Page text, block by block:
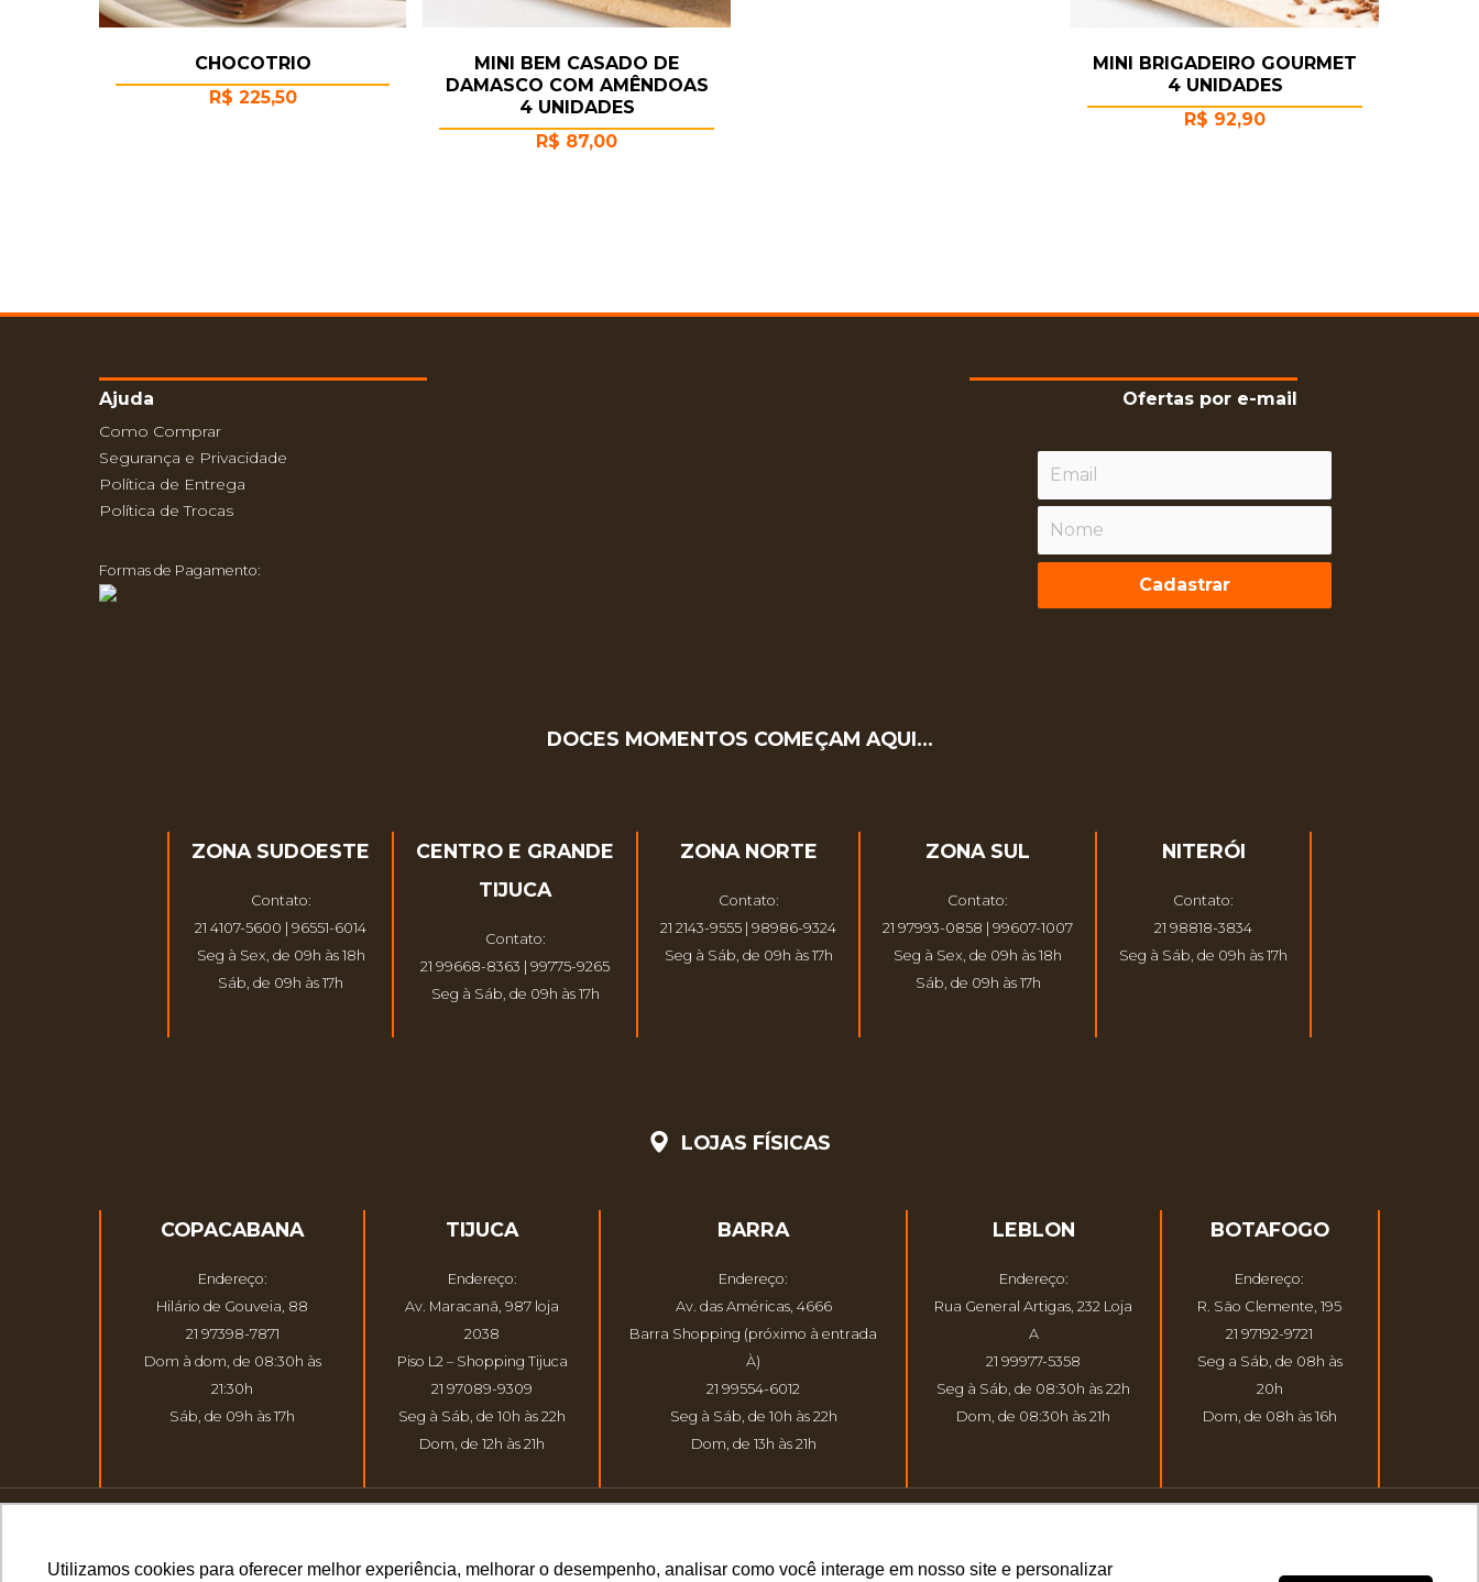
Utilizamos cookies para oferecer melhor experiência, melhorar o desempenho, analisar como você interage em nosso site e personalizar
CHOCOTRIO
R$ 225,50
MINI BEM CASADO DE
DAMASCO COM AMÊNDOAS
4 UNIDADES
R$ 87,00
MINI BRIGADEIRO GOURMET
4 UNIDADES
R$ 92,90
Ajuda
Como Comprar
Segurança e Privacidade
Política de Entrega
Política de Trocas
Formas de Pagamento:
Ofertas por e-mail
Cadastrar
DOCES MOMENTOS COMEÇAM AQUI…
ZONA SUDOESTE
Contato:
21 4107-5600 | 96551-6014
Seg à Sex, de 09h às 18h
Sáb, de 09h às 17h
CENTRO E GRANDE
TIJUCA
Contato:
21 99668-8363 | 99775-9265
Seg à Sáb, de 09h às 17h
ZONA NORTE
Contato:
21 2143-9555 | 98986-9324
Seg à Sáb, de 09h às 17h
ZONA SUL
Contato:
21 97993-0858 | 99607-1007
Seg à Sex, de 09h às 18h
Sáb, de 09h às 17h
NITERÓI
Contato:
21 98818-3834
Seg à Sáb, de 09h às 17h
LOJAS FÍSICAS
COPACABANA
Endereço:
Hilário de Gouveia, 88
21 97398-7871
Dom à dom, de 08:30h às
21:30h
Sáb, de 09h às 17h
TIJUCA
Endereço:
Av. Maracanã, 987 loja
2038
Piso L2 – Shopping Tijuca
21 97089-9309
Seg à Sáb, de 10h às 22h
Dom, de 12h às 21h
BARRA
Endereço:
Av. das Américas, 4666
Barra Shopping (próximo à entrada
À)
21 99554-6012
Seg à Sáb, de 10h às 22h
Dom, de 13h às 21h
LEBLON
Endereço:
Rua General Artigas, 232 Loja
A
21 99977-5358
Seg à Sáb, de 08:30h às 22h
Dom, de 08:30h às 21h
BOTAFOGO
Endereço:
R. São Clemente, 195
21 97192-9721
Seg a Sáb, de 08h às
20h
Dom, de 08h às 16h
DIREITOS AUTORAIS RESERVADOS À ATELIER DOS SABORES | QUALQUER REPRODUÇÃO NÃO AUTORIZADA PODERÁ ACARRETAR EM PROCESSOS JUDICIAIS.